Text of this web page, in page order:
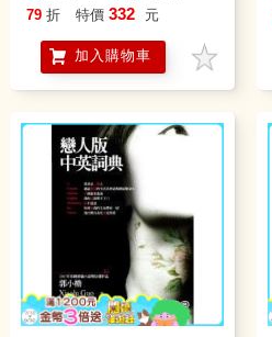
上追尋人生意義的解答之
79 折 特價 332 元
加入購物車